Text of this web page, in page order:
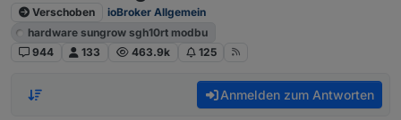
Verschoben
ioBroker Allgemein
hardware sungrow sgh10rt modbu
944
133 463.9k 125
Anmelden zum Antworten